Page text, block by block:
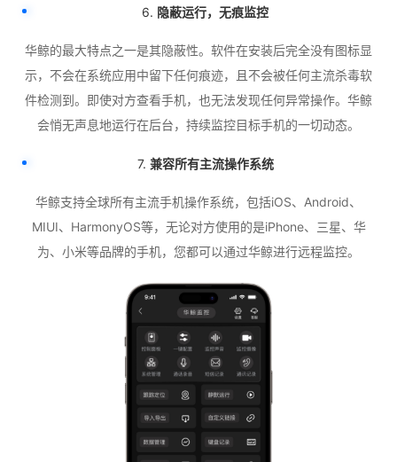
6. 隐蔽运行，无痕监控
华鲸的最大特点之一是其隐蔽性。软件在安装后完全没有图标显
示，不会在系统应用中留下任何痕迹，且不会被任何主流杀毒软
件检测到。即使对方查看手机，也无法发现任何异常操作。华鲸
会悄无声息地运行在后台，持续监控目标手机的一切动态。
7. 兼容所有主流操作系统
华鲸支持全球所有主流手机操作系统，包括iOS、Android、
MIUI、HarmonyOS等，无论对方使用的是iPhone、三星、华
为、小米等品牌的手机，您都可以通过华鲸进行远程监控。